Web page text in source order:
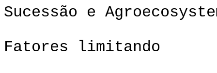
Sucessão e
Fatores limitando